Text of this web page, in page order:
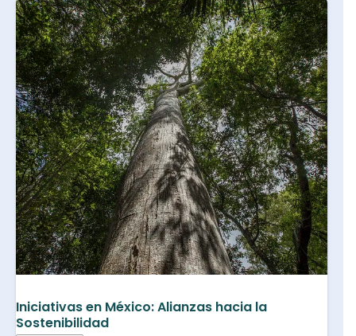
Iniciativas en México: Alianzas hacia la
Sostenibilidad